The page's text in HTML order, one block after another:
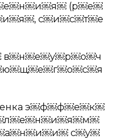
(р￼е￼
с￼и￼с￼т￼е
в￼н￼е￼у￼р￼о￼ч
э￼ф￼ф￼е￼к￼
с￼у￼